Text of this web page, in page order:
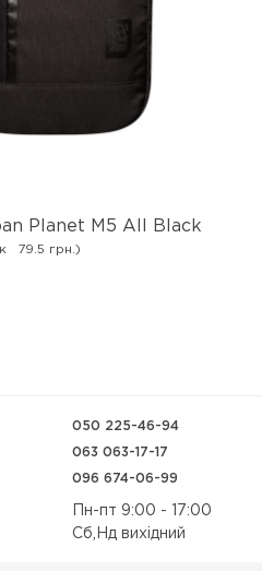
Planet M5 All Black
79.5 грн.)
050 225-46-94
063 063-17-17
096 674-06-99
Пн-пт 9:00 - 17:00
Сб,Нд вихідний